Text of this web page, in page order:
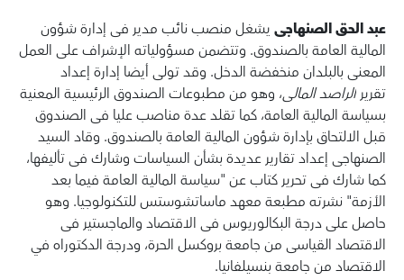
عبد الحق الصنهاجييشغل منصب نائب مدير في إدارة شؤون
المالية العامة بالصندوق. وتتضمن مسؤولياته الإشراف على العمل
المعني بالبلدان منخفضة الدخل. وقد تولى أيضا إدارة إعداد
تقريرالراصد المالي، وهو من مطبوعات الصندوق الرئيسية المعنية
بسياسة المالية العامة، كما تقلد عدة مناصب عليا في الصندوق
قبل الالتحاق بإدارة شؤون المالية العامة بالصندوق. وقاد السيد
الصنهاجي إعداد تقارير عديدة بشأن السياسات وشارك في تأليفها،
كما شارك في تحرير كتاب عن "سياسة المالية العامة فيما بعد
الأزمة" نشرته مطبعة معهد ماساتشوستس للتكنولوجيا. وهو
حاصل على درجة البكالوريوس في الاقتصاد والماجستير في
الاقتصاد القياسي من جامعة بروكسل الحرة، ودرجة الدكتوراه في
الاقتصاد من جامعة بنسيلفانيا.